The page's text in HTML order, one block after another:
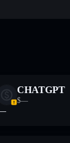
CHATGPT
$—